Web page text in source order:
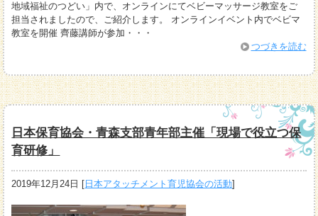
地域福祉のつどい」内で、オンラインにてベビーマッサージ教室をご
担当されましたので、ご紹介します。 オンラインイベント内でベビマ
教室を開催 齊藤講師が参加・・・
つづきを読む
日本保育協会・青森支部青年部主催「現場で役立つ保
育研修」
2019年12月24日 [ 日本アタッチメント育児協会の活動]